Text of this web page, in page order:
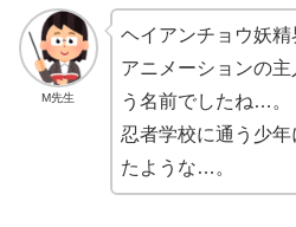
M先生
ヘイアンチョウ妖精
アニメーションの
う名前でしたね…。
忍者学校に通う少
たような…。